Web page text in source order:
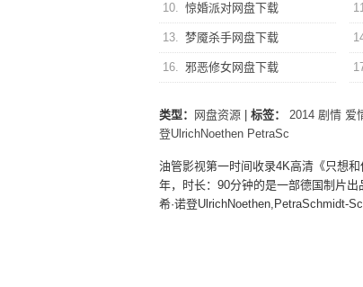
10. 惊婚派对网盘下载
13. 梦魇杀手网盘下载
16. 邪恶修女网盘下载
类型： 网盘资源 标签： 2014 剧情 爱
登UlrichNoethen PetraSc
油管影视第一时间收录4K高清《只想
年，时长：90分钟的是一部德国制片
希·诺登UlrichNoethen,PetraSchmidt-